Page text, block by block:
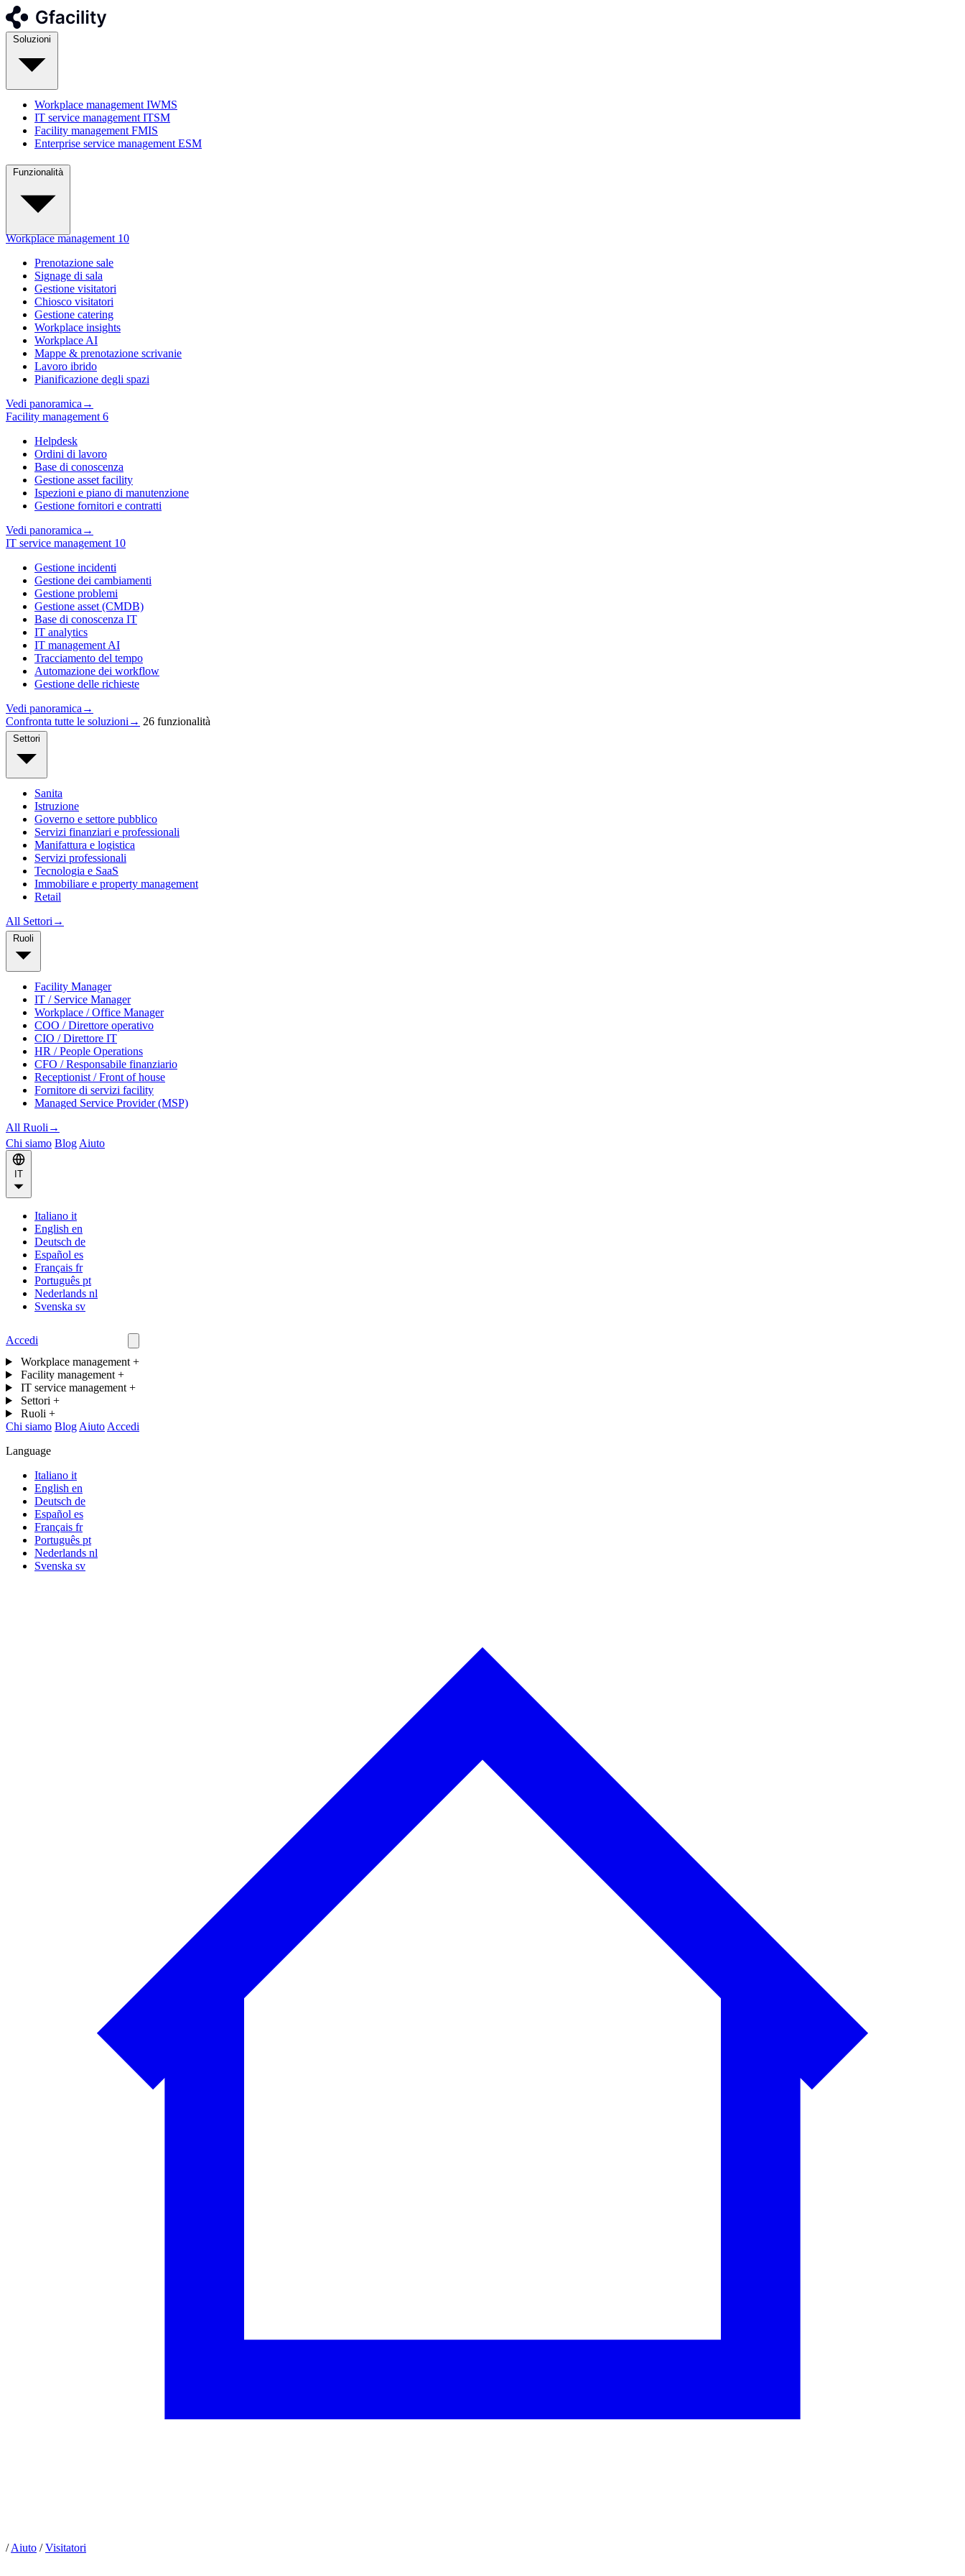
Workplace management IWMS
IT service management ITSM
Facility management FMIS
Enterprise service management ESM
Funzionalità
Workplace management 10
Prenotazione sale
Signage di sala
Gestione visitatori
Chiosco visitatori
Gestione catering
Workplace insights
Workplace AI
Mappe & prenotazione scrivanie
Lavoro ibrido
Pianificazione degli spazi
Vedi panoramica →
Facility management 6
Helpdesk
Ordini di lavoro
Base di conoscenza
Gestione asset facility
Ispezioni e piano di manutenzione
Gestione fornitori e contratti
Vedi panoramica →
IT service management 10
Gestione incidenti
Gestione dei cambiamenti
Gestione problemi
Gestione asset (CMDB)
Base di conoscenza IT
IT analytics
IT management AI
Tracciamento del tempo
Automazione dei workflow
Gestione delle richieste
Vedi panoramica →
Confronta tutte le soluzioni → 26 funzionalità
Sanita
Istruzione
Governo e settore pubblico
Servizi finanziari e professionali
Manifattura e logistica
Servizi professionali
Tecnologia e SaaS
Immobiliare e property management
Retail
All Settori →
Facility Manager
IT / Service Manager
Workplace / Office Manager
COO / Direttore operativo
CIO / Direttore IT
HR / People Operations
CFO / Responsabile finanziario
Receptionist / Front of house
Fornitore di servizi facility
Managed Service Provider (MSP)
All Ruoli →
Chi siamo Blog Aiuto
Italiano it
English en
Deutsch de
Español es
Français fr
Português pt
Nederlands nl
Svenska sv
Accedi
Workplace management +
Facility management +
IT service management +
Settori +
Ruoli +
Chi siamo Blog Aiuto Accedi
Language
Italiano it
English en
Deutsch de
Español es
Français fr
Português pt
Nederlands nl
Svenska sv
/ Aiuto / Visitatori